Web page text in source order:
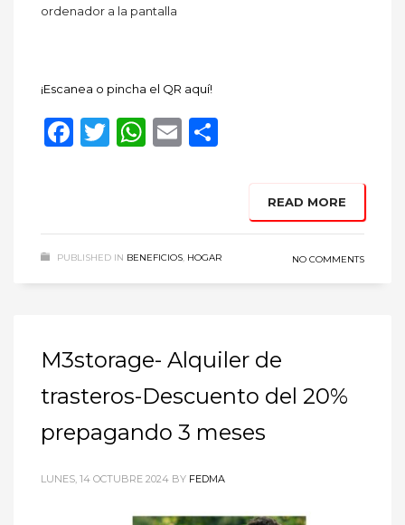
ordenador a la pantalla
¡Escanea o pincha el QR aquí!
Facebook
Twitter
WhatsApp
Email
READ MORE
PUBLISHED IN BENEFICIOS, HOGAR NO COMMENTS
M3storage- Alquiler de
trasteros-Descuento del 20%
prepagando 3 meses
LUNES, 14 OCTUBRE 2024 BY FEDMA